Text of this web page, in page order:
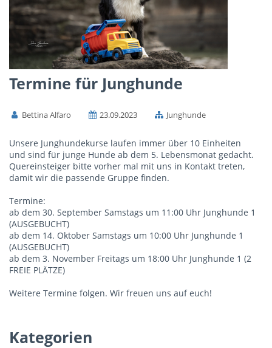
Termine für Junghunde
Bettina Alfaro 23.09.2023 Junghunde
Unsere Junghundekurse laufen immer über 10 Einheiten
und sind für junge Hunde ab dem 5. Lebensmonat gedacht.
Quereinsteiger bitte vorher mal mit uns in Kontakt treten,
damit wir die passende Gruppe finden.
Termine:
ab dem 30. September Samstags um 11:00 Uhr Junghunde 1
(AUSGEBUCHT)
ab dem 14. Oktober Samstags um 10:00 Uhr Junghunde 1
(AUSGEBUCHT)
ab dem 3. November Freitags um 18:00 Uhr Junghunde 1 (2
FREIE PLÄTZE)
Weitere Termine folgen. Wir freuen uns auf euch!
Kategorien